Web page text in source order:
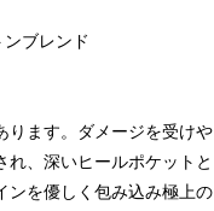
ブレンド
ります。ダメージを受けや
、深いヒールポケットと
ンを優しく包み込み極上の